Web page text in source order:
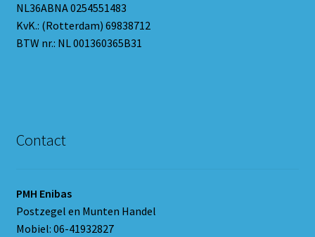
NL36ABNA 0254551483
KvK.: (Rotterdam) 69838712
BTW nr.: NL 001360365B31
Contact
PMH Enibas
Postzegel en Munten Handel
Mobiel: 06-41932827